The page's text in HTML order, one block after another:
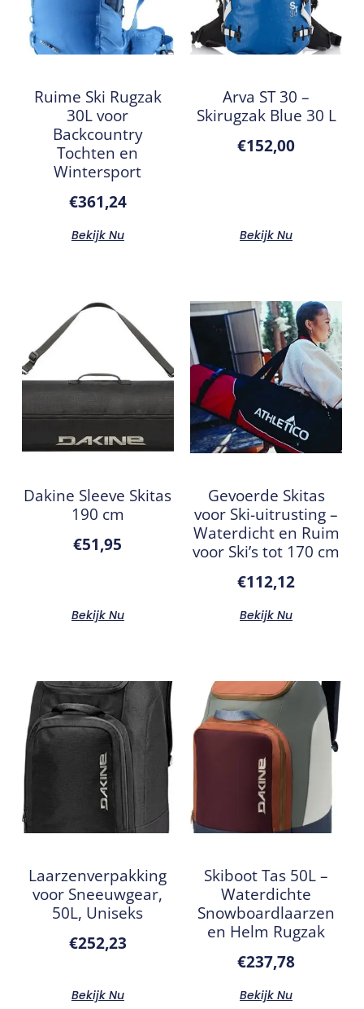
Ruime Ski Rugzak
30L voor
Backcountry
Tochten en
Wintersport
€361,24
Bekijk Nu
Arva ST 30 –
Skirugzak Blue 30 L
€152,00
Bekijk Nu
Dakine Sleeve Skitas
190 cm
€51,95
Bekijk Nu
Gevoerde Skitas
voor Ski-uitrusting –
Waterdicht en Ruim
voor Ski’s tot 170 cm
€112,12
Bekijk Nu
Laarzenverpakking
voor Sneeuwgear,
50L, Uniseks
€252,23
Bekijk Nu
Skiboot Tas 50L –
Waterdichte
Snowboardlaarzen
en Helm Rugzak
€237,78
Bekijk Nu